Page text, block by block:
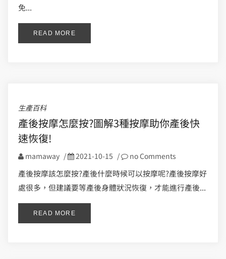
免...
READ MORE
生產百科
產後按摩怎麼按?圖解3種按摩助你產後快
速恢復!
mamaway / 2021-10-15 / no Comments
產後按摩該怎麼按?產後什麼時候可以按摩呢?產後按摩好
處很多，但建議要等產後身體狀況恢復，才能進行產後...
READ MORE